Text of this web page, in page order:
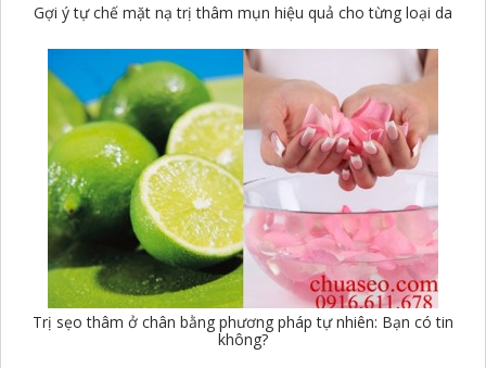
Gợi ý tự chế mặt nạ trị thâm mụn hiệu quả cho từng loại da
Trị sẹo thâm ở chân bằng phương pháp tự nhiên: Bạn có tin
không?